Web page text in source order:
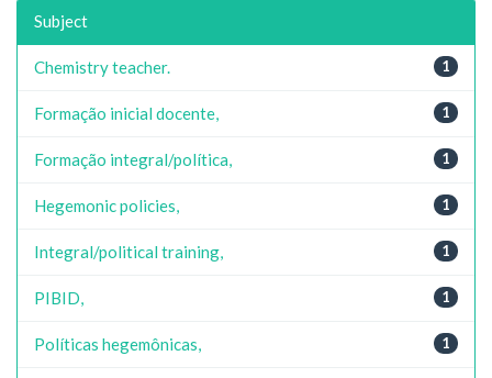
Subject
1
Chemistry teacher.
1
Formação inicial docente,
1
Formação integral/política,
1
Hegemonic policies,
1
Integral/political training,
1
PIBID,
1
Políticas hegemônicas,